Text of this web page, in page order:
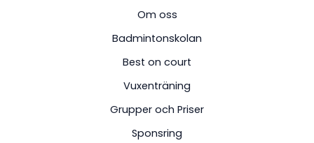
Om oss
Badmintonskolan
Best on court
Vuxenträning
Grupper och Priser
Sponsring